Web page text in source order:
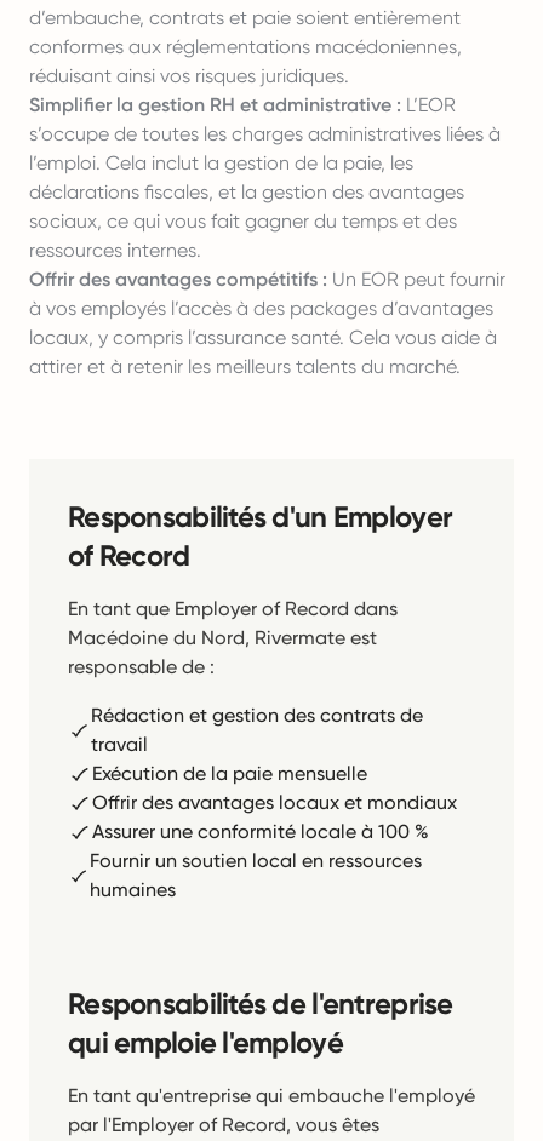
d’embauche, contrats et paie soient entièrement
conformes aux réglementations macédoniennes,
réduisant ainsi vos risques juridiques.
Simplifier la gestion RH et administrative : L’EOR
s’occupe de toutes les charges administratives liées à
l’emploi. Cela inclut la gestion de la paie, les
déclarations fiscales, et la gestion des avantages
sociaux, ce qui vous fait gagner du temps et des
ressources internes.
Offrir des avantages compétitifs : Un EOR peut fournir
à vos employés l’accès à des packages d’avantages
locaux, y compris l’assurance santé. Cela vous aide à
attirer et à retenir les meilleurs talents du marché.
Responsabilités d'un Employer
of Record
En tant que Employer of Record dans
Macédoine du Nord, Rivermate est
responsable de :
Rédaction et gestion des contrats de
travail
Exécution de la paie mensuelle
Offrir des avantages locaux et mondiaux
Assurer une conformité locale à 100 %
Fournir un soutien local en ressources
humaines
Responsabilités de l'entreprise
qui emploie l'employé
En tant qu'entreprise qui embauche l'employé
par l'Employer of Record, vous êtes